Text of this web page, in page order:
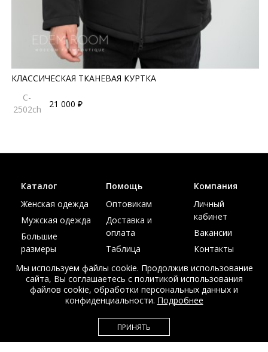
КЛАССИЧЕСКАЯ ТКАНЕВАЯ КУРТКА
C-
2502ch
21 000 ₽
© Интернет магазин верхней одежды из меха и кожи
EDEM-ROOM 2011-2026
Каталог
Женская одежда
Мужская одежда
Большие
размеры
Акции
Помощь
Оптовикам
Доставка и
оплата
Таблица
Компания
Личный
кабинет
Вакансии
Контакты
Мы используем файлы cookie. Продолжив использование
сайта, Вы соглашаетесь с политикой использования
файлов cookie, обработки персональных данных и
конфиденциальности. Подробнее
ПРИНЯТЬ